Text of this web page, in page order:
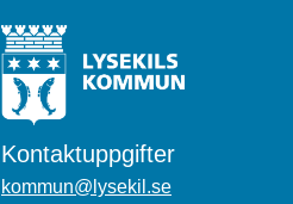
Kontaktuppgifter
kommun@lysekil.se